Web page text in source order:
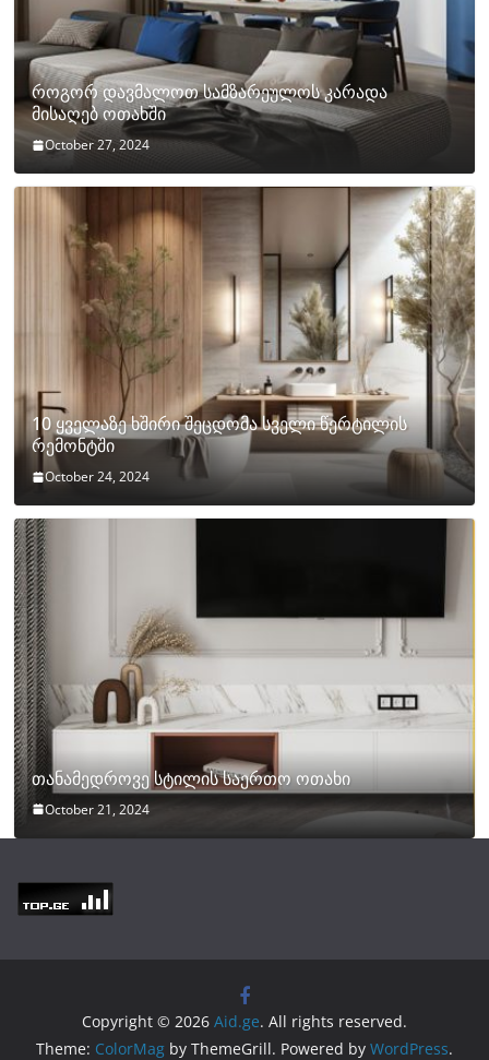
როგორ დავმალოთ სამზარეულოს კარადა
მისაღებ ოთახში
October 27, 2024
10 ყველაზე ხშირი შეცდომა სველი წერტილის
რემონტში
October 24, 2024
თანამედროვე სტილის საერთო ოთახი
October 21, 2024
Copyright © 2026 Aid.ge. All rights reserved.
Theme: ColorMag by ThemeGrill. Powered by WordPress.